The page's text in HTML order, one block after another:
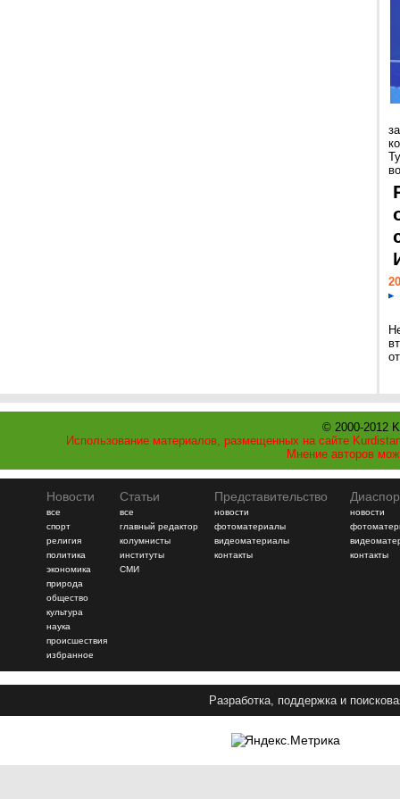
© 2000-2012
Использование материалов, размещенных на сайте
Мнение авторов
Новости
все
спорт
религия
политика
экономика
природа
общество
культура
наука
происшествия
избранное
Статьи
все
главный редактор
колумнисты
институты
СМИ
Представительство
новости
фотоматериалы
видеоматериалы
контакты
новости
контакты
Разработка, поддержка и